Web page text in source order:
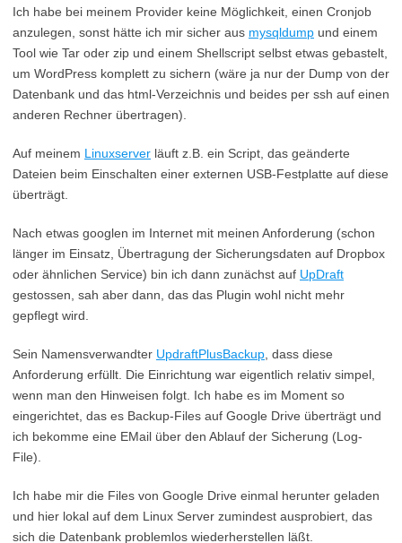
Ich habe bei meinem Provider keine Möglichkeit, einen Cronjob
anzulegen, sonst hätte ich mir sicher aus mysqldump und einem
Tool wie Tar oder zip und einem Shellscript selbst etwas gebastelt,
um WordPress komplett zu sichern (wäre ja nur der Dump von der
Datenbank und das html-Verzeichnis und beides per ssh auf einen
anderen Rechner übertragen).
Auf meinem Linuxserver läuft z.B. ein Script, das geänderte
Dateien beim Einschalten einer externen USB-Festplatte auf diese
überträgt.
Nach etwas googlen im Internet mit meinen Anforderung (schon
länger im Einsatz, Übertragung der Sicherungsdaten auf Dropbox
oder ähnlichen Service) bin ich dann zunächst auf UpDraft
gestossen, sah aber dann, das das Plugin wohl nicht mehr
gepflegt wird.
Sein Namensverwandter UpdraftPlusBackup , dass diese
Anforderung erfüllt. Die Einrichtung war eigentlich relativ simpel,
wenn man den Hinweisen folgt. Ich habe es im Moment so
eingerichtet, das es Backup-Files auf Google Drive überträgt und
ich bekomme eine EMail über den Ablauf der Sicherung (Log-
File).
Ich habe mir die Files von Google Drive einmal herunter geladen
und hier lokal auf dem Linux Server zumindest ausprobiert, das
sich die Datenbank problemlos wiederherstellen läßt.